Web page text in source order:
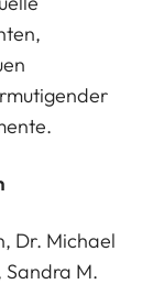
Dr. Michael
M.